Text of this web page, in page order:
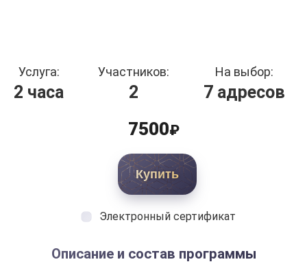
Услуга:
2 часа
Участников:
2
На выбор:
7 адресов
7500₽
Купить
Электронный сертификат
Описание и состав программы